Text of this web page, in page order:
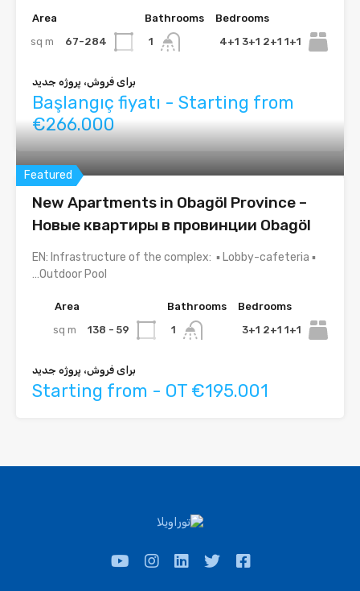
Bedrooms
1+1 2+1 3+1 4+1
Bathrooms
1
Area
67-284
sq m
برای فروش، پروژه جدید
Başlangıç fiyatı - Starting from
€266.000
Featured
New Apartments in Obagöl Province –
Новые квартиры в провинции Obagöl
EN: Infrastructure of the complex: ▪ Lobby-cafeteria ▪
Outdoor Pool…
Bedrooms
1+1 2+1 3+1
Bathrooms
1
Area
59 - 138
sq m
برای فروش، پروژه جدید
Starting from - OT €195.001